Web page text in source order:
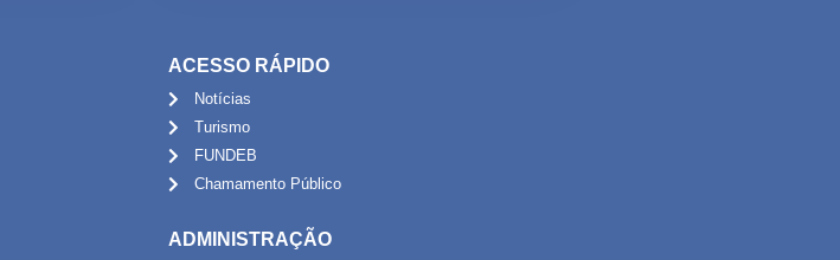
ACESSO RÁPIDO
Notícias
Turismo
FUNDEB
Chamamento Público
ADMINISTRAÇÃO